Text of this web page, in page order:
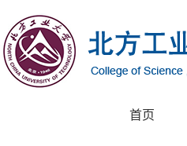
首页